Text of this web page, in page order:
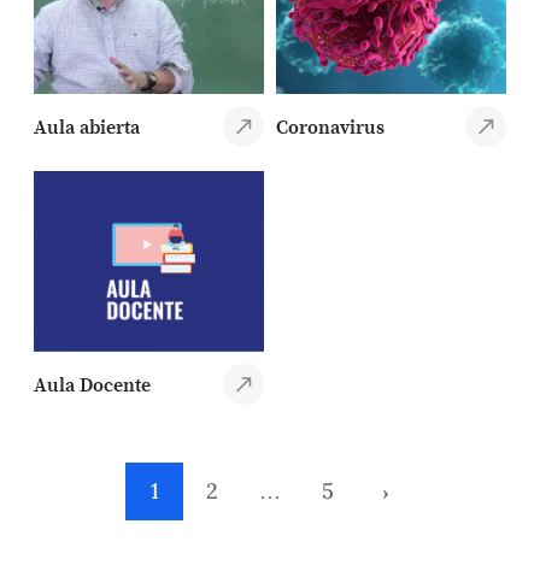
Aula abierta Coronavirus
Aula Docente
1 2 … 5 ›